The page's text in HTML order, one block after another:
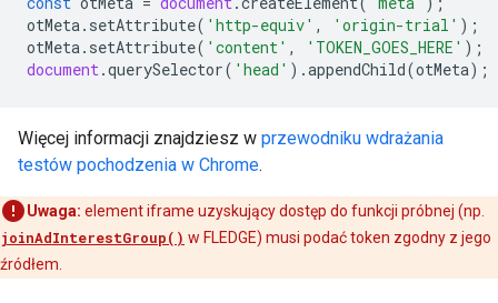
otMeta . setAttribute( 'http-equiv' , 'origin-trial' );
otMeta . setAttribute( 'content' , 'TOKEN_GOES_HERE' );
document .querySelector( 'head' ).appendChild(otMeta);
Więcej informacji znajdziesz w przewodniku wdrażania
testów pochodzenia w Chrome.
Uwaga: element iframe uzyskujący dostęp do funkcji próbnej (np.
joinAdInterestGroup() w FLEDGE) musi podać token zgodny z jego
źródłem.